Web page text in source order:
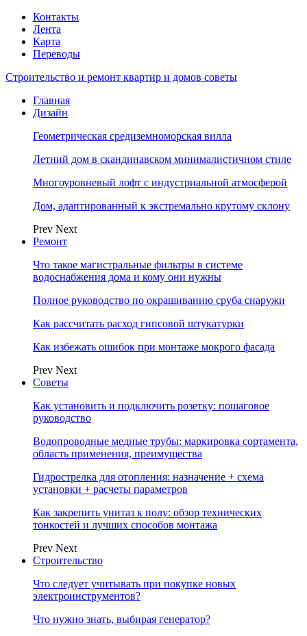
Контакты
Лента
Карта
Переводы
Строительство и ремонт квартир и домов советы
Главная
Дизайн
Геометрическая средиземноморская вилла
Летний дом в скандинавском минималистичном стиле
Многоуровневый лофт с индустриальной атмосферой
Дом, адаптированный к экстремально крутому склону
Prev Next
Ремонт
Что такое магистральные фильтры в системе
водоснабжения дома и кому они нужны
Полное руководство по окрашиванию сруба снаружи
Как рассчитать расход гипсовой штукатурки
Как избежать ошибок при монтаже мокрого фасада
Prev Next
Советы
Как установить и подключить розетку: пошаговое
руководство
Водопроводные медные трубы: маркировка сортамента,
область применения, преимущества
Гидрострелка для отопления: назначение + схема
установки + расчеты параметров
Как закрепить унитаз к полу: обзор технических
тонкостей и лучших способов монтажа
Prev Next
Строительство
Что следует учитывать при покупке новых
электроинструментов?
Что нужно знать, выбирая генератор?